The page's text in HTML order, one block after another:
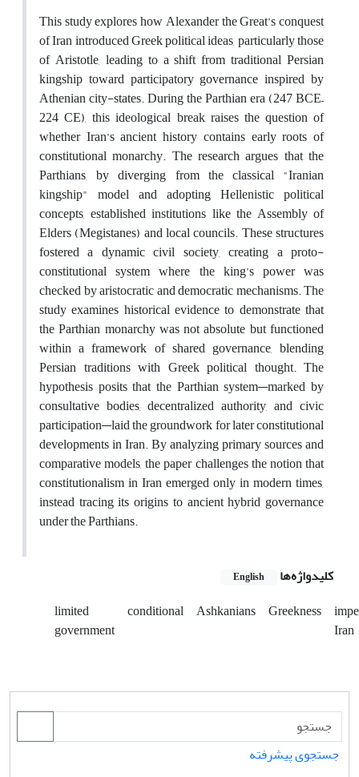
This study explores how Alexander the Great’s conquest
of Iran introduced Greek political ideas, particularly those
of Aristotle, leading to a shift from traditional Persian
kingship toward participatory governance inspired by
Athenian city-states. During the Parthian era (247 BCE–
224 CE), this ideological break raises the question of
whether Iran’s ancient history contains early roots of
constitutional monarchy. The research argues that the
Parthians, by diverging from the classical "Iranian
kingship" model and adopting Hellenistic political
concepts, established institutions like the Assembly of
Elders (Megistanes) and local councils. These structures
fostered a dynamic civil society, creating a proto-
constitutional system where the king’s power was
checked by aristocratic and democratic mechanisms. The
study examines historical evidence to demonstrate that
the Parthian monarchy was not absolute but functioned
within a framework of shared governance, blending
Persian traditions with Greek political thought. The
hypothesis posits that the Parthian system—marked by
consultative bodies, decentralized authority, and civic
participation—laid the groundwork for later constitutional
developments in Iran. By analyzing primary sources and
comparative models, the paper challenges the notion that
constitutionalism in Iran emerged only in modern times,
instead tracing its origins to ancient hybrid governance
under the Parthians.
کلیدواژه‌ها English
limited
government
conditional Ashkanians Greekness
Iran
جستجوی پیشرفته